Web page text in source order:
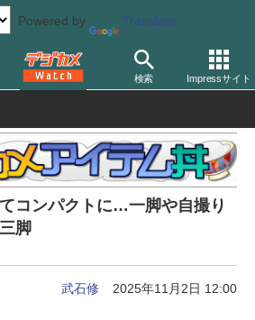
Powered by Translate
検索 Impressサイト
三脚/一脚/雲台 フォトプロ
コンパクトに…一脚や自撮り
脚
武石修 2025年11月2日 12:00